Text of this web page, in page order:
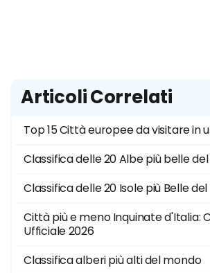
Articoli Correlati
Top 15 Città europee da visitare in
Classifica delle 20 Albe più belle
Classifica delle 20 Isole più Belle
Città più e meno Inquinate d'Italia:
Ufficiale 2026
Classifica alberi più alti del mondo